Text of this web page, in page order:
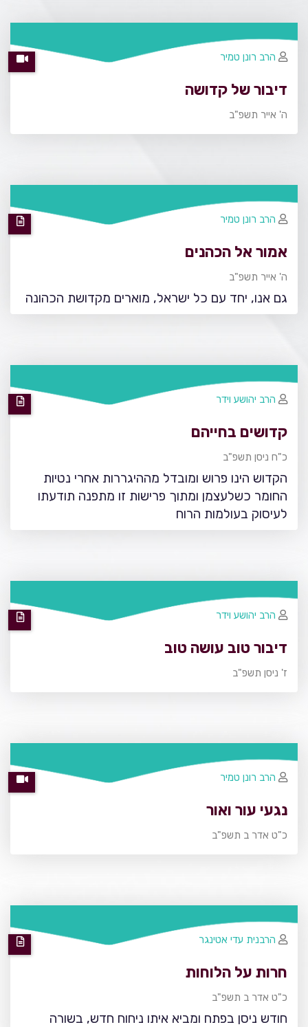
דיבור של קדושה
ה' אייר תשפ"ב
הרב רונן טמיר
אמור אל הכהנים
ה' אייר תשפ"ב
גם אנו, יחד עם כל ישראל, מוארים מקדושת הכהונה
הרב רונן טמיר
קדושים בחייהם
כ"ח ניסן תשפ"ב
הקדוש הינו פרוש ומובדל מההיגררות אחרי נטיות
החומר כשלעצמן ומתוך פרישות זו מתפנה תודעתו
לעיסוק בעולמות הרוח
הרב יהושע וידר
דיבור טוב עושה טוב
ז' ניסן תשפ"ב
הרב יהושע וידר
נגעי עור ואור
כ"ט אדר ב תשפ"ב
הרב רונן טמיר
חרות על הלוחות
כ"ט אדר ב תשפ"ב
חודש ניסן בפתח ומביא איתו ניחוח חדש, בשורה
הרבנית עדי אטינגר